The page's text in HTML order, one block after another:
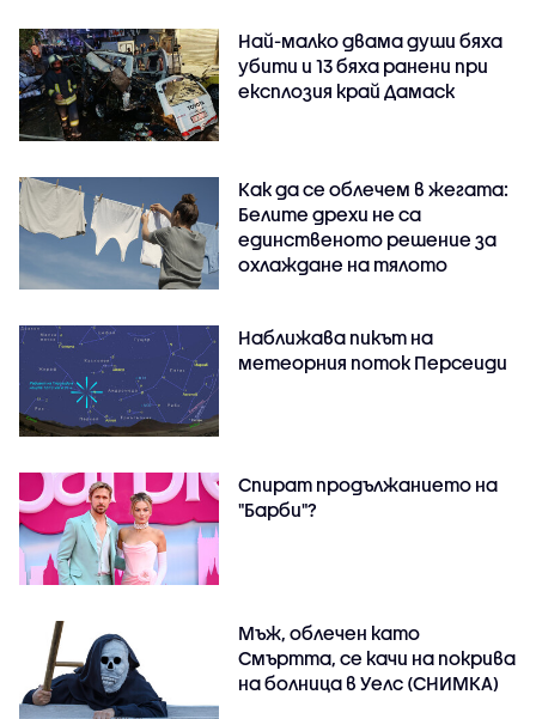
Най-малко двама души бяха
убити и 13 бяха ранени при
експлозия край Дамаск
Как да се облечем в жегата:
Белите дрехи не са
единственото решение за
охлаждане на тялото
Наближава пикът на
метеорния поток Персеиди
Спират продължанието на
"Барби"?
Мъж, облечен като
Смъртта, се качи на покрива
на болница в Уелс (СНИМКА)